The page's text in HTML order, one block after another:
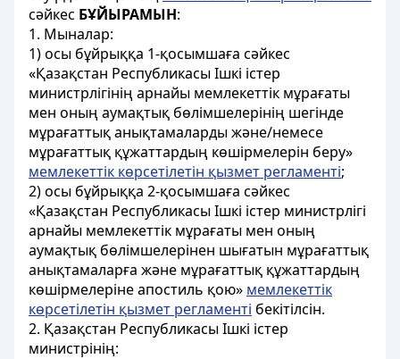
сәйкес БҰЙЫРАМЫН:
1. Мыналар:
1) осы бұйрыққа 1-қосымшаға сәйкес
«Қазақстан Республикасы Ішкі істер
министрлігінің арнайы мемлекеттік мұрағаты
мен оның аумақтық бөлімшелерінің шегінде
мұрағаттық анықтамаларды және/немесе
мұрағаттық құжаттардың көшірмелерін беру»
мемлекеттік көрсетілетін қызмет регламенті;
2) осы бұйрыққа 2-қосымшаға сәйкес
«Қазақстан Республикасы Ішкі істер министрлігі
арнайы мемлекеттік мұрағаты мен оның
аумақтық бөлімшелерінен шығатын мұрағаттық
анықтамаларға және мұрағаттық құжаттардың
көшірмелеріне апостиль қою» мемлекеттік
көрсетілетін қызмет регламенті бекітілсін.
2. Қазақстан Республикасы Ішкі істер
министрінің: